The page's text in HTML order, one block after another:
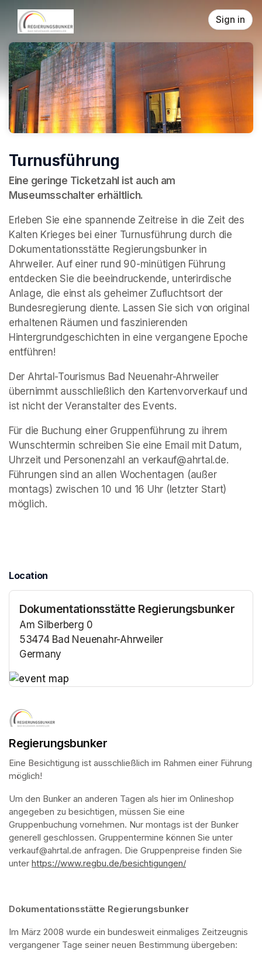
Skip header
Sign in
Turnusführung
Eine geringe Ticketzahl ist auch am
Museumsschalter erhältlich.
Erleben Sie eine spannende Zeitreise in die Zeit des
Kalten Krieges bei einer Turnusführung durch die
Dokumentationsstätte Regierungsbunker in
Ahrweiler. Auf einer rund 90-minütigen Führung
entdecken Sie die beeindruckende, unterirdische
Anlage, die einst als geheimer Zufluchtsort der
Bundesregierung diente. Lassen Sie sich von original
erhaltenen Räumen und faszinierenden
Hintergrundgeschichten in eine vergangene Epoche
entführen!
Der Ahrtal-Tourismus Bad Neuenahr-Ahrweiler
übernimmt ausschließlich den Kartenvorverkauf und
ist nicht der Veranstalter des Events.
Für die Buchung einer Gruppenführung zu ihrem
Wunschtermin schreiben Sie eine Email mit Datum,
Uhrzeit und Personenzahl an verkauf@ahrtal.de.
Führungen sind an allen Wochentagen (außer
montags) zwischen 10 und 16 Uhr (letzter Start)
möglich.
Location
Dokumentationsstätte Regierungsbunker
Am Silberberg 0
53474 Bad Neuenahr-Ahrweiler
Germany
Regierungsbunker
Eine Besichtigung ist ausschließlich im Rahmen einer Führung
möglich!
Um den Bunker an anderen Tagen als hier im Onlineshop
angegeben zu besichtigen, müssen Sie eine
Gruppenbuchung vornehmen. Nur montags ist der Bunker
generell geschlossen. Gruppentermine können Sie unter
verkauf@ahrtal.de anfragen. Die Gruppenpreise finden Sie
unter https://www.regbu.de/besichtigungen/
Dokumentationsstätte Regierungsbunker
Im März 2008 wurde ein bundesweit einmaliges Zeitzeugnis
vergangener Tage seiner neuen Bestimmung übergeben: